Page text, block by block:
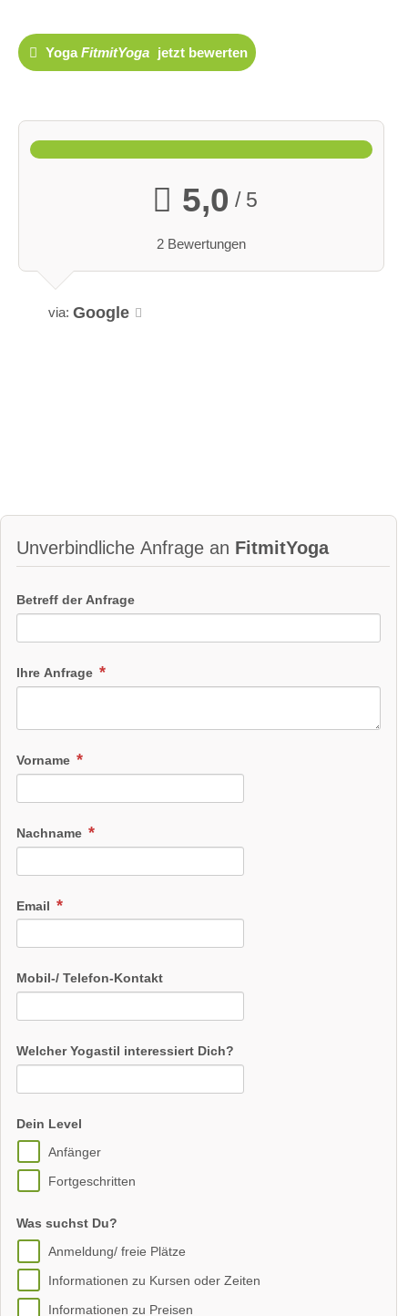
YogaFitmitYoga jetzt bewerten
5,0 / 5
2 Bewertungen
via: Google
Unverbindliche Anfrage an FitmitYoga
Betreff der Anfrage
Ihre Anfrage
Vorname
Nachname
Email
Mobil-/ Telefon-Kontakt
Welcher Yogastil interessiert Dich?
Dein Level
Anfänger
Fortgeschritten
Was suchst Du?
Anmeldung/ freie Plätze
Informationen zu Kursen oder Zeiten
Informationen zu Preisen